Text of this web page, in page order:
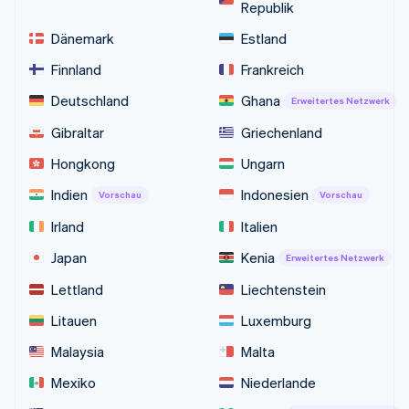
Republik
Dänemark
Estland
Finnland
Frankreich
Deutschland
Ghana Erweitertes Netzwerk
Gibraltar
Griechenland
Hongkong
Ungarn
Indien
Vorschau Indonesien Vorschau
Irland
Italien
Japan
Kenia Erweitertes Netzwerk
Lettland
Liechtenstein
Litauen
Luxemburg
Malaysia
Malta
Mexiko
Niederlande